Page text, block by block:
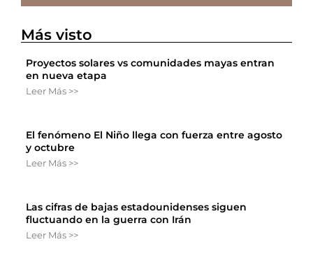
Más visto
Proyectos solares vs comunidades mayas entran
en nueva etapa
Leer Más >>
El fenómeno El Niño llega con fuerza entre agosto
y octubre
Leer Más >>
Las cifras de bajas estadounidenses siguen
fluctuando en la guerra con Irán
Leer Más >>